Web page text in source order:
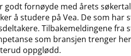
godt fornøyde med årets
å studere på Vea. De som har
Tilbakemeldingene
som bransjen trenger
oppglødd.